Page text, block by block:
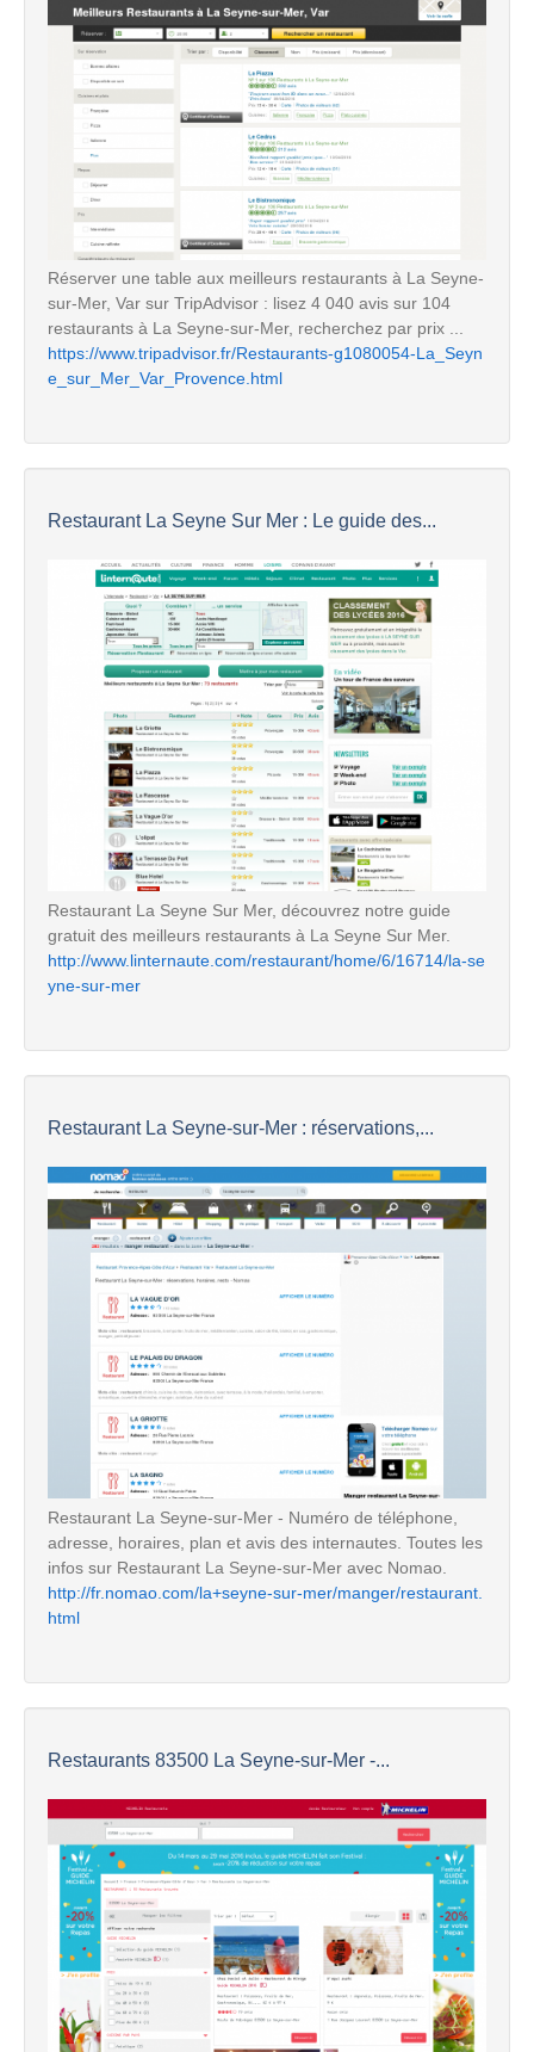
Réserver une table aux meilleurs restaurants à La Seyne-
sur-Mer, Var sur TripAdvisor : lisez 4 040 avis sur 104
restaurants à La Seyne-sur-Mer, recherchez par prix ...
https://www.tripadvisor.fr/Restaurants-g1080054-La_Seyn
e_sur_Mer_Var_Provence.html
Restaurant La Seyne Sur Mer : Le guide des...
Restaurant La Seyne Sur Mer, découvrez notre guide
gratuit des meilleurs restaurants à La Seyne Sur Mer.
http://www.linternaute.com/restaurant/home/6/16714/la-se
yne-sur-mer
Restaurant La Seyne-sur-Mer : réservations,...
Restaurant La Seyne-sur-Mer - Numéro de téléphone,
adresse, horaires, plan et avis des internautes. Toutes les
infos sur Restaurant La Seyne-sur-Mer avec Nomao.
http://fr.nomao.com/la+seyne-sur-mer/manger/restaurant.
html
Restaurants 83500 La Seyne-sur-Mer -...